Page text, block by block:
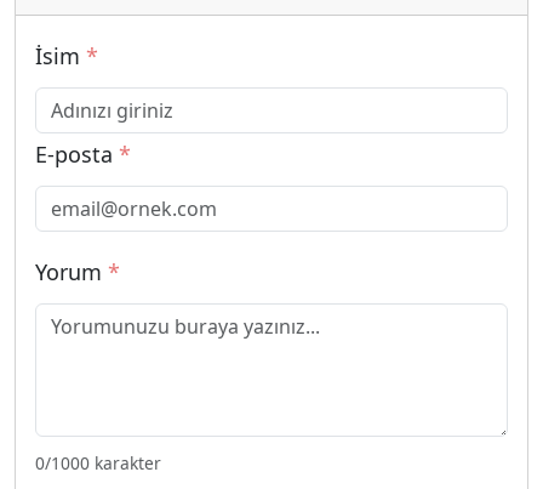
İsim *
E-posta *
Yorum *
0/1000 karakter